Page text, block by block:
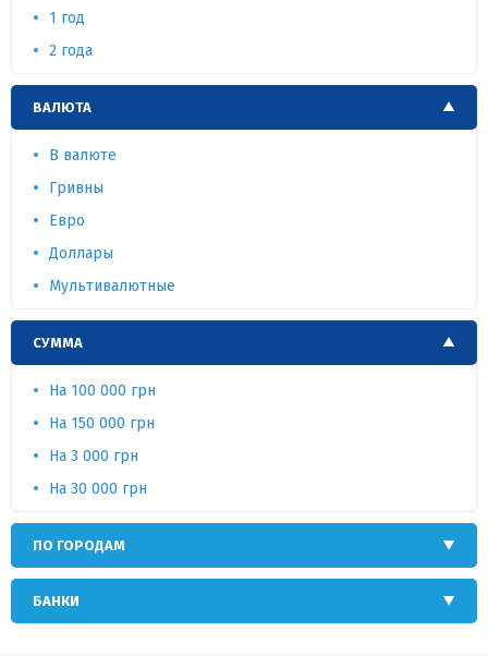
1 год
2 года
ВАЛЮТА
В валюте
Гривны
Евро
Доллары
Мультивалютные
СУММА
На 100 000 грн
На 150 000 грн
На 3 000 грн
На 30 000 грн
ПО ГОРОДАМ
БАНКИ